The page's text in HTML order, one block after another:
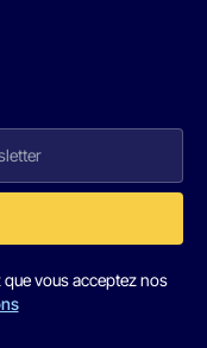
vous acceptez nos